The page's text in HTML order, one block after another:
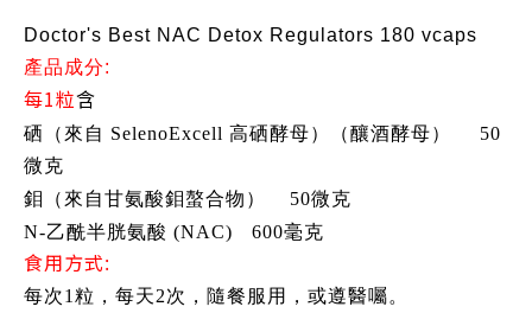
Doctor's Best NAC Detox Regulators 180 vcaps
產品成分:
每1粒含
硒（來自 SelenoExcell 高硒酵母）（釀酒酵母）
50
微克
鉬（來自甘氨酸鉬螯合物）
50微克
N-乙酰半胱氨酸 (NAC)
600毫克
食用方式:
每次1粒，每天2次，隨餐服用，或遵醫囑。